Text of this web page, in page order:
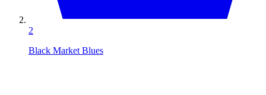
2
Black Market Blues